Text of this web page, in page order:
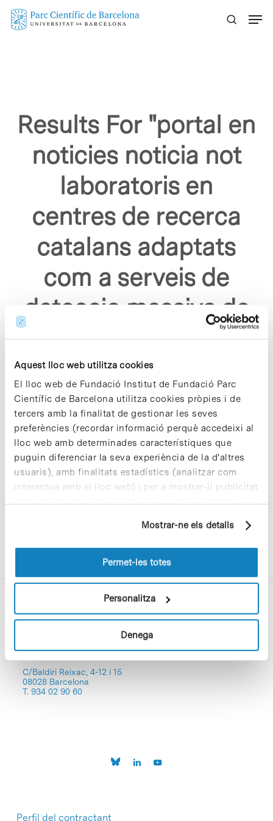
Aquest lloc web utilitza cookies
El lloc web de Fundació Institut de Fundació Parc
Científic de Barcelona utilitza cookies pròpies i de
tercers amb la finalitat de gestionar les seves
preferències (recordar informació perquè accedeixi al
lloc web amb determinades característiques que
puguin diferenciar la seva experiència de la d'altres
usuaris), amb finalitats estadístics (analitzar com
interactua amb el lloc web) i per a mostrar-li publicitat
personalitzada sobre la base d'un perfil elaborat a
pàgines visitades). Per a obtenir més informació sobre
les cookies pot consultar laPolítica de cookiesdel
Mostrar-ne els detalls
Permet-les totes
Personalitza
Denega
Skip
Results For "portal en
noticies noticia not
laboratoris en
centres de recerca
catalans adaptats
com a serveis de
deteccio massiva de
covid 19"
Sorry, no results were found.
Please try again with different keywords.
C/Baldiri Reixac, 4-12 i 15
08028 Barcelona
T. 934 02 90 60
Perfil del contractant